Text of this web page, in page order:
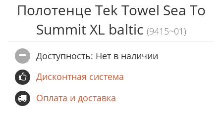
Полотенце Tek Towel Sea To
Summit XL baltic (9415~01)
Доступность: Нет в наличии
Дисконтная система
Оплата и доставка